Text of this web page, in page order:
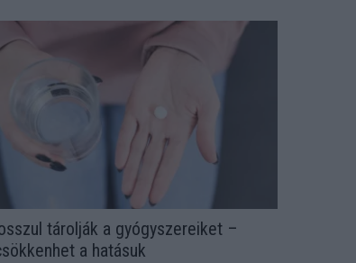
tárolják a gyógyszereiket –
a hatásuk